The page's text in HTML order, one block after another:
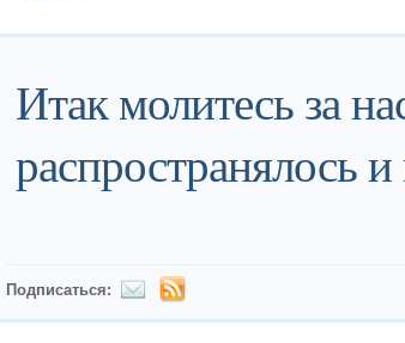
Итак молитесь за
распространялось
Подписаться: